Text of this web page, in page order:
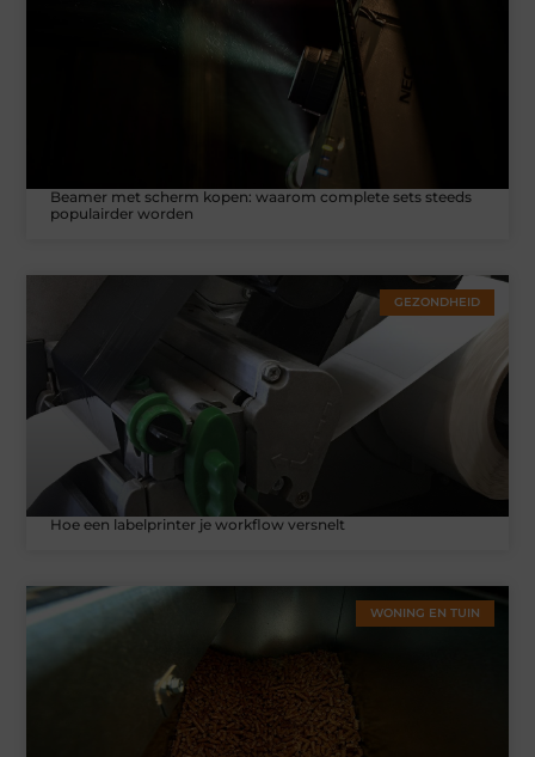
Beamer met scherm kopen: waarom complete sets steeds
populairder worden
GEZONDHEID
Hoe een labelprinter je workflow versnelt
WONING EN TUIN